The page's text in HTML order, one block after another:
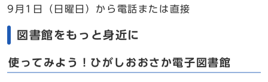
9月1日（日曜日）から電話または直接
図書館をもっと身近に
使ってみよう！ひがしおおさか電子図書館